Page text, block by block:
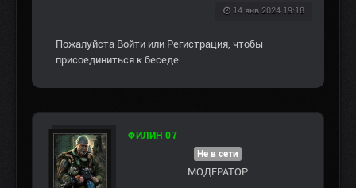
14 янв 2024 19:18
Пожалуйста Войти или Регистрация, чтобы
присоединиться к беседе.
ФИЛИН 07
Не в сети
МОДЕРАТОР